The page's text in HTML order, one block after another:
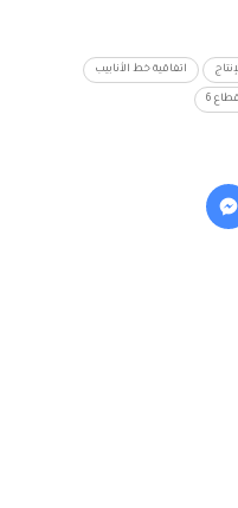
اتفاقية خط الأنابيب
قطاع 6